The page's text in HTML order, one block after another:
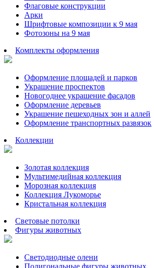
Флаговые конструкции
Арки
Шрифтовые композиции к 9 мая
Фотозоны на 9 мая
Комплекты оформления
Оформление площадей и парков
Украшение проспектов
Новогоднее украшение фасадов
Оформление деревьев
Украшение пешеходных зон и аллей
Оформление транспортных развязок
Коллекции
Золотая коллекция
Мультимедийная коллекция
Морозная коллекция
Коллекция Лукоморье
Кристальная коллекция
Световые потолки
Фигуры животных
Светодиодные олени
Полигональные фигуры животных